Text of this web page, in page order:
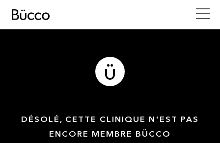
DÉSOLÉ, CETTE CLINIQUE N'EST PAS
ENCORE MEMBRE BÜCCO